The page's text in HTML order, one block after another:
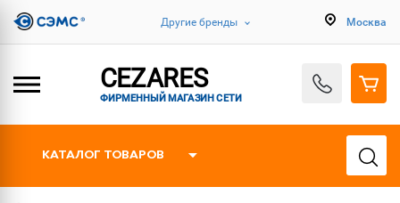
Другие бренды Москва
CEZARES
ФИРМЕННЫЙ МАГАЗИН СЕТИ
КАТАЛОГ ТОВАРОВ